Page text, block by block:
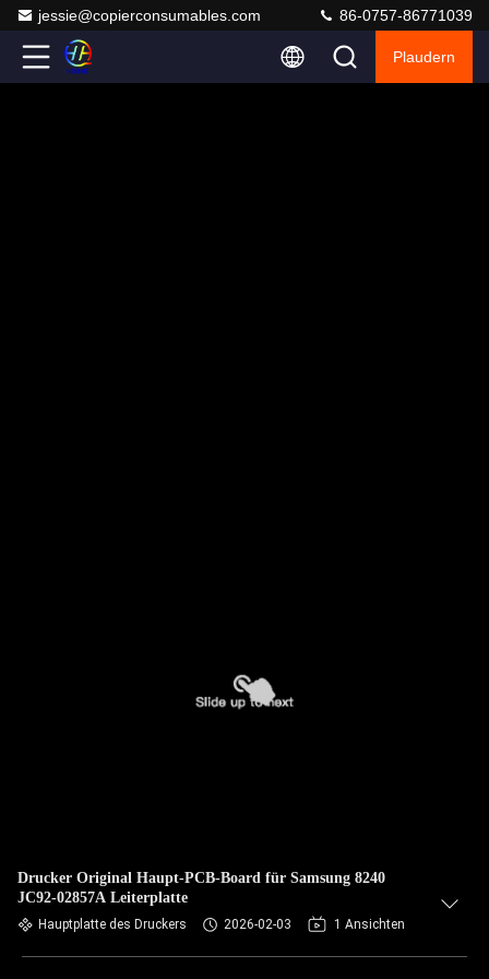
jessie@copierconsumables.com 86-0757-86771039
Plaudern
Drucker Original Haupt-PCB-Board für Samsung 8240
JC92-02857A Leiterplatte
Hauptplatte des Druckers 2026-02-03 1 Ansichten